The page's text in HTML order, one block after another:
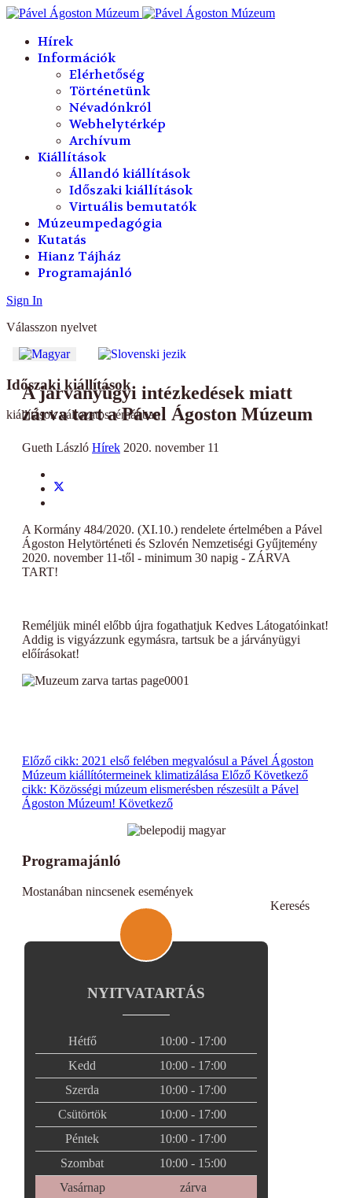
Hírek
Információk
Elérhetőség
Történetünk
Névadónkról
Webhelytérkép
Archívum
Kiállítások
Állandó kiállítások
Időszaki kiállítások
Virtuális bemutatók
Múzeumpedagógia
Kutatás
Hianz Tájház
Programajánló
Sign In
Válasszon nyelvet
Időszaki kiállítások
kiállítások változatos témákban
A járványügyi intézkedések miatt
zárva tart a Pável Ágoston Múzeum
Gueth László Hírek 2020. november 11
A Kormány 484/2020. (XI.10.) rendelete értelmében a Pável
Ágoston Helytörténeti és Szlovén Nemzetiségi Gyűjtemény
2020. november 11-től - minimum 30 napig - ZÁRVA
TART!
Reméljük minél előbb újra fogathatjuk Kedves Látogatóinkat!
Addig is vigyázzunk egymásra, tartsuk be a járványügyi
előírásokat!
Előző cikk: 2021 első felében megvalósul a Pável Ágoston
Múzeum kiállítótermeinek klimatizálása Előző Következő
cikk: Közösségi múzeum elismerésben részesült a Pável
Ágoston Múzeum! Következő
Programajánló
Mostanában nincsenek események
NYITVATARTÁS
Hétfő
10:00 - 17:00
Kedd
10:00 - 17:00
Szerda
10:00 - 17:00
Csütörtök
10:00 - 17:00
Péntek
10:00 - 17:00
Szombat
10:00 - 15:00
Vasárnap
zárva
Keresés
év
hónap
év
hónap